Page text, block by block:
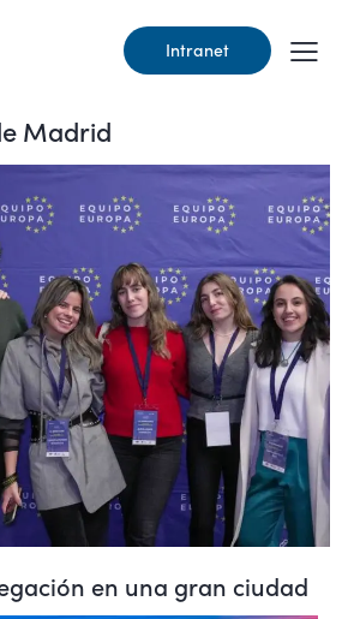
Intranet
Madrid
en una gran ciudad